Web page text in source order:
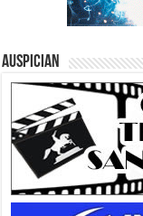
Auspician